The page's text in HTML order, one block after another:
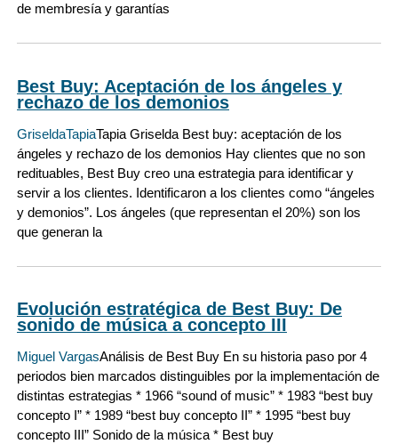
de membresía y garantías
Best Buy: Aceptación de los ángeles y
rechazo de los demonios
GriseldaTapiaTapia Griselda Best buy: aceptación de los
ángeles y rechazo de los demonios Hay clientes que no son
redituables, Best Buy creo una estrategia para identificar y
servir a los clientes. Identificaron a los clientes como “ángeles
y demonios”. Los ángeles (que representan el 20%) son los
que generan la
Evolución estratégica de Best Buy: De
sonido de música a concepto III
Miguel VargasAnálisis de Best Buy En su historia paso por 4
periodos bien marcados distinguibles por la implementación de
distintas estrategias * 1966 “sound of music” * 1983 “best buy
concepto I” * 1989 “best buy concepto II” * 1995 “best buy
concepto III” Sonido de la música * Best buy